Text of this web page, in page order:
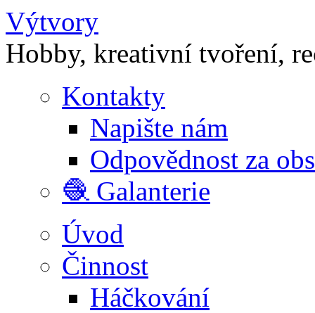
Výtvory
Hobby, kreativní tvoření,
Kontakty
Napište nám
Odpovědnost za
🧶 Galanterie
Úvod
Činnost
Háčkování